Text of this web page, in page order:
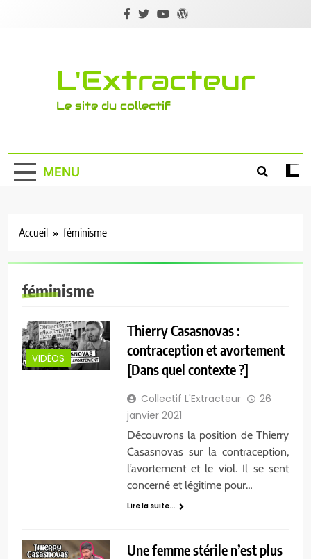
L'Extracteur
Le site du collectif
MENU
Accueil féminisme
féminisme
VIDÉOS
Thierry Casasnovas :
contraception et avortement
[Dans quel contexte ?]
Collectif L'Extracteur
26
janvier 2021
Découvrons la position de Thierry
Casasnovas sur la contraception,
l’avortement et le viol. Il se sent
concerné et légitime pour…
Lire la suite...
Une femme stérile n’est plus